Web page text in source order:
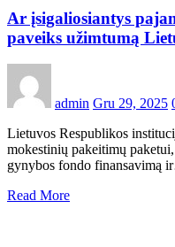
Ar įsigaliosiantys
paveiks užimtumą
admin Gru 29, 2025
Lietuvos Respublikos
mokestinių pakeitimų
gynybos fondo finansavimą
Read More